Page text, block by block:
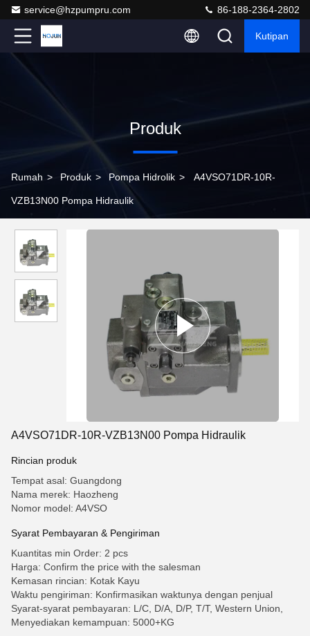
service@hzpumpru.com 86-188-2364-2802
Kutipan
Produk
Rumah > Produk > Pompa Hidrolik > A4VSO71DR-10R-
VZB13N00 Pompa Hidraulik
A4VSO71DR-10R-VZB13N00 Pompa Hidraulik
Rincian produk
Tempat asal: Guangdong
Nama merek: Haozheng
Nomor model: A4VSO
Syarat Pembayaran & Pengiriman
Kuantitas min Order: 2 pcs
Harga: Confirm the price with the salesman
Kemasan rincian: Kotak Kayu
Waktu pengiriman: Konfirmasikan waktunya dengan penjual
Syarat-syarat pembayaran: L/C, D/A, D/P, T/T, Western Union,
Menyediakan kemampuan: 5000+KG